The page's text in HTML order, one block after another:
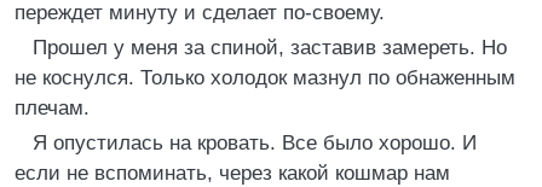
переждет минуту и сделает по-своему.
Прошел у меня за спиной, заставив замереть. Но
не коснулся. Только холодок мазнул по обнаженным
плечам.
Я опустилась на кровать. Все было хорошо. И
если не вспоминать, через какой кошмар нам